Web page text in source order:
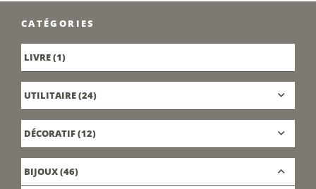
CATÉGORIES
LIVRE(1)
UTILITAIRE(24)
DÉCORATIF(12)
BIJOUX(46)